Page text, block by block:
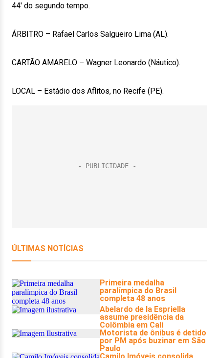
44′ do segundo tempo.
ÁRBITRO – Rafael Carlos Salgueiro Lima (AL).
CARTÃO AMARELO – Wagner Leonardo (Náutico).
LOCAL – Estádio dos Aflitos, no Recife (PE).